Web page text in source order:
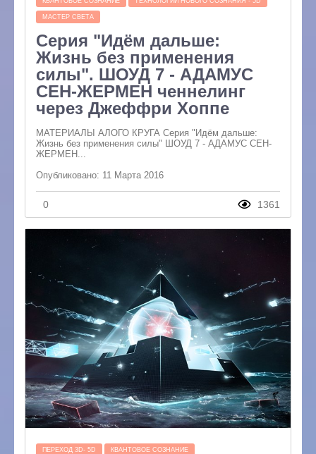
МАСТЕР СВЕТА
Серия "Идём дальше:
Жизнь без применения
силы". ШОУД 7 - АДАМУС
СЕН-ЖЕРМЕН ченнелинг
через Джеффри Хоппе
МАТЕРИАЛЫ АЛОГО КРУГА Серия "Идём дальше:
Жизнь без применения силы" ШОУД 7 - АДАМУС СЕН-
ЖЕРМЕН...
Опубликовано: 11 Марта 2016
0 1361
ПЕРЕХОД 3D- 5D КВАНТОВОЕ СОЗНАНИЕ